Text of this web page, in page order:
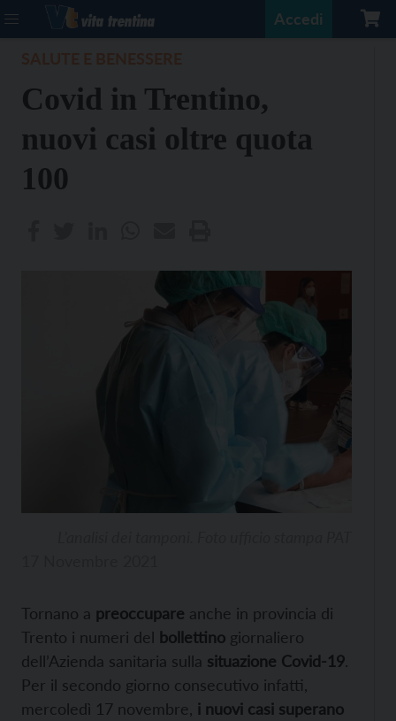
Accedi
Covid in Trentino,
nuovi casi oltre quota
100
Tornano a preoccupare anche in provincia di
Trento i numeri del bollettino giornaliero
dell’Azienda sanitaria sulla situazione Covid-19.
Per il secondo giorno consecutivo infatti,
mercoledì 17 novembre, i nuovi casi superano